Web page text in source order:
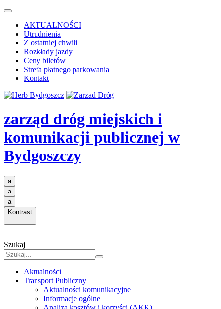
AKTUALNOŚCI
Utrudnienia
Z ostatniej chwili
Rozkłady jazdy
Ceny biletów
Strefa płatnego parkowania
Kontakt
zarząd dróg miejskich i
komunikacji publicznej w
Bydgoszczy
a
a
a
Kontrast
Szukaj
Aktualności
Transport Publiczny
Aktualności komunikacyjne
Informacje ogólne
Analiza kosztów i korzyści (AKK)